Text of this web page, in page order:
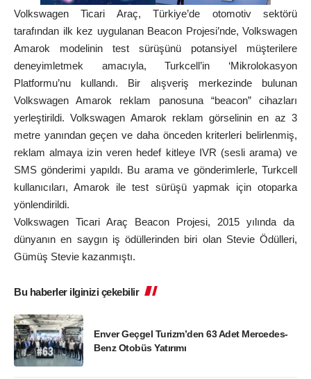
Volkswagen Ticari Araç, Türkiye’de otomotiv sektörü
tarafından ilk kez uygulanan Beacon Projesi’nde, Volkswagen
Amarok modelinin test sürüşünü potansiyel müşterilere
deneyimletmek amacıyla, Turkcell’in ‘Mikrolokasyon
Platformu’nu kullandı. Bir alışveriş merkezinde bulunan
Volkswagen Amarok reklam panosuna “beacon” cihazları
yerleştirildi. Volkswagen Amarok reklam görselinin en az 3
metre yanından geçen ve daha önceden kriterleri belirlenmiş,
reklam almaya izin veren hedef kitleye IVR (sesli arama) ve
SMS gönderimi yapıldı. Bu arama ve gönderimlerle, Turkcell
kullanıcıları, Amarok ile test sürüşü yapmak için otoparka
yönlendirildi.
Volkswagen Ticari Araç Beacon Projesi, 2015 yılında da
dünyanın en saygın iş ödüllerinden biri olan Stevie Ödülleri,
Gümüş Stevie kazanmıştı.
Bu haberler ilginizi çekebilir
Enver Geçgel Turizm’den 63 Adet Mercedes-
Benz Otobüs Yatırımı